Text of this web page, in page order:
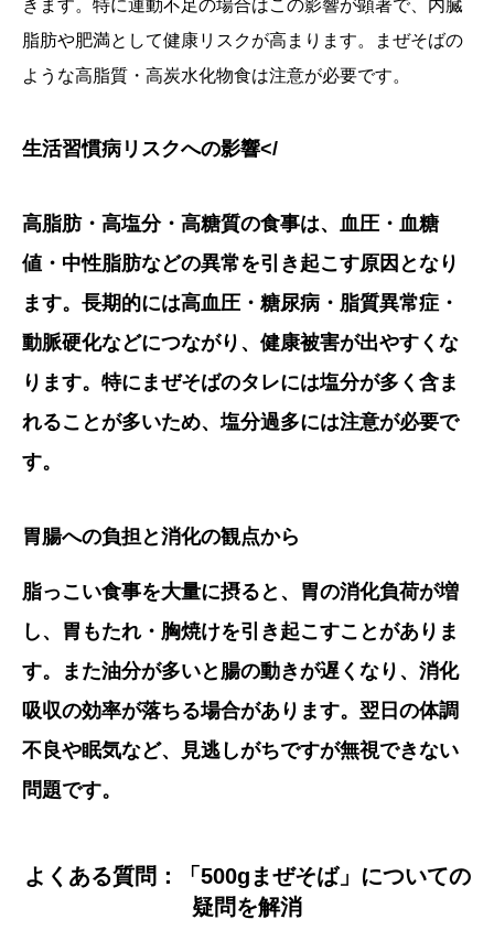
きます。特に運動不足の場合はこの影響が顕著で、内臓
脂肪や肥満として健康リスクが高まります。まぜそばの
ような高脂質・高炭水化物食は注意が必要です。
生活習慣病リスクへの影響</
高脂肪・高塩分・高糖質の食事は、血圧・血糖
値・中性脂肪などの異常を引き起こす原因となり
ます。長期的には高血圧・糖尿病・脂質異常症・
動脈硬化などにつながり、健康被害が出やすくな
ります。特にまぜそばのタレには塩分が多く含ま
れることが多いため、塩分過多には注意が必要で
す。
胃腸への負担と消化の観点から
脂っこい食事を大量に摂ると、胃の消化負荷が増
し、胃もたれ・胸焼けを引き起こすことがありま
す。また油分が多いと腸の動きが遅くなり、消化
吸収の効率が落ちる場合があります。翌日の体調
不良や眠気など、見逃しがちですが無視できない
問題です。
よくある質問：「500gまぜそば」についての
疑問を解消